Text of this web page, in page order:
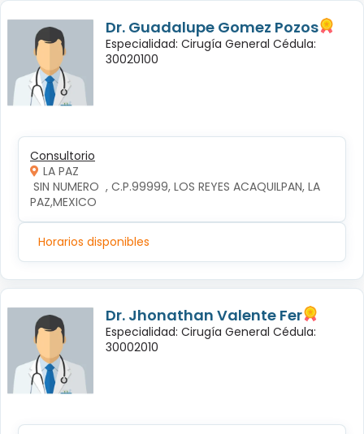
Dr. Guadalupe Gomez Pozos
Especialidad: Cirugía General Cédula:
30020100
Consultorio
LA PAZ
PAZ,MEXICO
Horarios disponibles
Dr. Jhonathan Valente Fer
Especialidad: Cirugía General Cédula:
30002010